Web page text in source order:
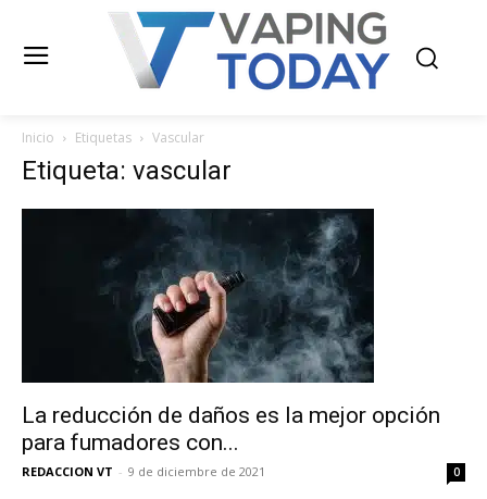
Inicio Etiquetas Vascular
Etiqueta: vascular
La reducción de daños es la mejor opción
para fumadores con...
REDACCION VT - 9 de diciembre de 2021 0